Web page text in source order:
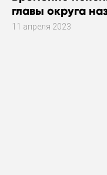
главы округа
11 апреля 2023